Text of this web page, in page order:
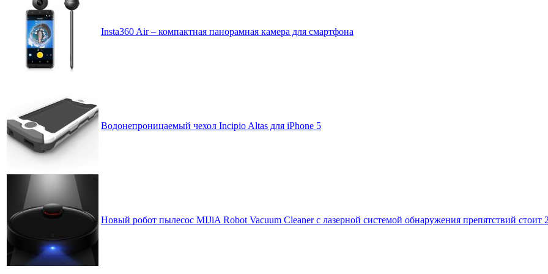
Insta360 Air – компактная панорамная камера для смартфона
Водонепроницаемый чехол Incipio Altas для iPhone 5
Новый робот пылесос MIJiA Robot Vacuum Cleaner с лазерной системой обнаружения препятствий стоит